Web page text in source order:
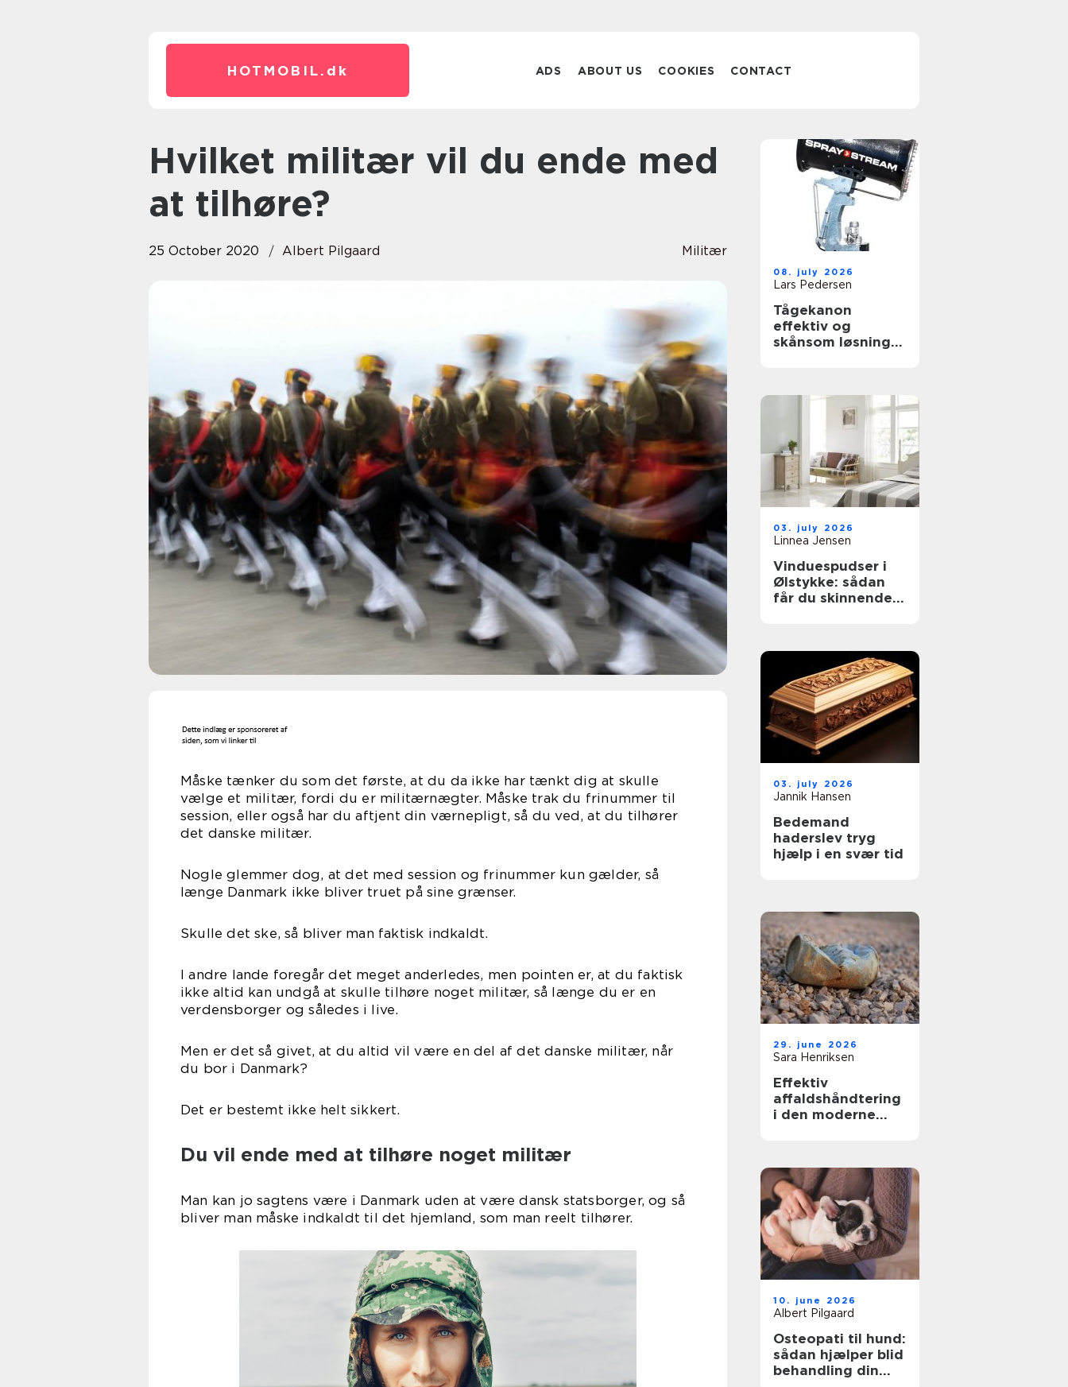
HOTMOBIL. dk ADS ABOUT US COOKIES CONTACT
Hvilket militær vil du ende med
at tilhøre?
25 October 2020 Albert Pilgaard Militær
Måske tænker du som det første, at du da ikke har tænkt dig at skulle
vælge et militær, fordi du er militærnægter. Måske trak du frinummer til
session, eller også har du aftjent din værnepligt, så du ved, at du tilhører
det danske militær.
Nogle glemmer dog, at det med session og frinummer kun gælder, så
længe Danmark ikke bliver truet på sine grænser.
Skulle det ske, så bliver man faktisk indkaldt.
I andre lande foregår det meget anderledes, men pointen er, at du faktisk
ikke altid kan undgå at skulle tilhøre noget militær, så længe du er en
verdensborger og således i live.
Men er det så givet, at du altid vil være en del af det danske militær, når
du bor i Danmark?
Det er bestemt ikke helt sikkert.
Du vil ende med at tilhøre noget militær
Man kan jo sagtens være i Danmark uden at være dansk statsborger, og så
bliver man måske indkaldt til det hjemland, som man reelt tilhører.
08. july 2026
Lars Pedersen
Tågekanon
effektiv og
skånsom løsning
03. july 2026
Linnea Jensen
Vinduespudser i
Ølstykke: sådan
får du skinnende
03. july 2026
Jannik Hansen
Bedemand
haderslev tryg
hjælp i en svær tid
29. june 2026
Sara Henriksen
Effektiv
affaldshåndtering
i den moderne
10. june 2026
Albert Pilgaard
Osteopati til hund:
sådan hjælper blid
behandling din